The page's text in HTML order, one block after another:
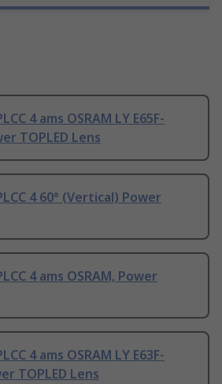
4 ams OSRAM LY E65F-
TOPLED Lens
4 60° (Vertical) Power
4 ams OSRAM, Power
4 ams OSRAM LY E63F-
TOPLED Lens